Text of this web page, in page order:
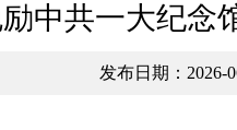
中共一大纪念
发布日期：2026-